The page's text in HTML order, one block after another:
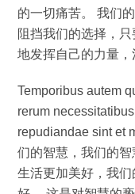
的一切痛苦。 我们
阻挡我们的选择，
地发挥自己的力量，
Temporibus autem
rerum
repudiandae sint et
们的智慧，我们的
生活更加美好，我